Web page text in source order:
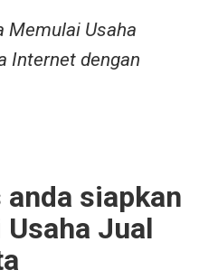
Memulai Usaha
Internet dengan
siapkan
Jual